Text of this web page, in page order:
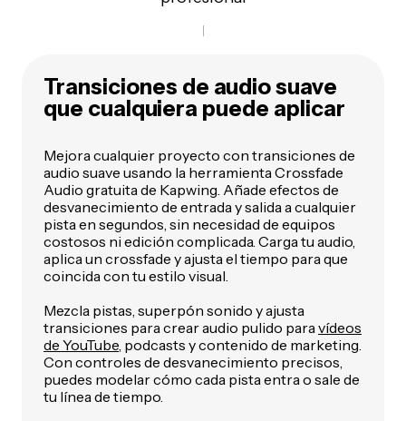
Transiciones de audio suave
que cualquiera puede aplicar
Mejora cualquier proyecto con transiciones de
audio suave usando la herramienta Crossfade
Audio gratuita de Kapwing. Añade efectos de
desvanecimiento de entrada y salida a cualquier
pista en segundos, sin necesidad de equipos
costosos ni edición complicada. Carga tu audio,
aplica un crossfade y ajusta el tiempo para que
coincida con tu estilo visual.
Mezcla pistas, superpón sonido y ajusta
transiciones para crear audio pulido paravídeos
de YouTube, podcasts y contenido de marketing.
Con controles de desvanecimiento precisos,
puedes modelar cómo cada pista entra o sale de
tu línea de tiempo.